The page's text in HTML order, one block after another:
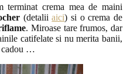
terminat crema mea de maini
(detaliiaici) si o crema de
. Miroase tare frumos, dar
catifelate si nu merita banii,
cadou …